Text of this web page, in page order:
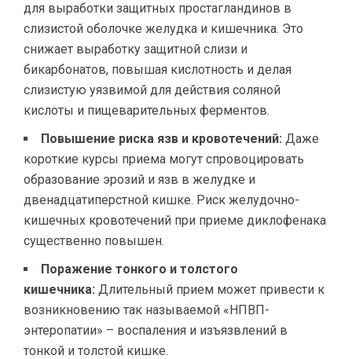
для выработки защитных простагландинов в
слизистой оболочке желудка и кишечника. Это
снижает выработку защитной слизи и
бикарбонатов, повышая кислотность и делая
слизистую уязвимой для действия соляной
кислоты и пищеварительных ферментов.
Повышение риска язв и кровотечений: Даже
короткие курсы приема могут спровоцировать
образование эрозий и язв в желудке и
двенадцатиперстной кишке. Риск желудочно-
кишечных кровотечений при приеме диклофенака
существенно повышен.
Поражение тонкого и толстого
кишечника: Длительный прием может привести к
возникновению так называемой «НПВП-
энтеропатии» – воспаления и изъязвлений в
тонкой и толстой кишке.